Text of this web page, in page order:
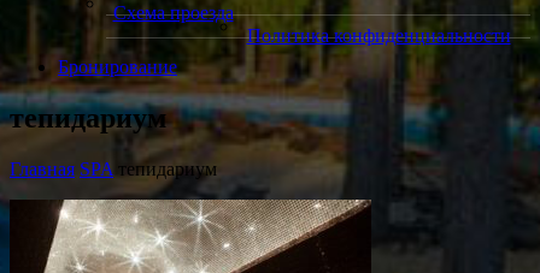
Схема проезда
Политика конфиденциальности
Бронирование
тепидариум
Главная SPA тепидариум